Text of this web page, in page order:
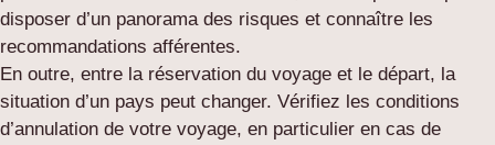
disposer d’un panorama des risques et connaître les
recommandations afférentes.
En outre, entre la réservation du voyage et le départ, la
situation d’un pays peut changer. Vérifiez les conditions
d’annulation de votre voyage, en particulier en cas de